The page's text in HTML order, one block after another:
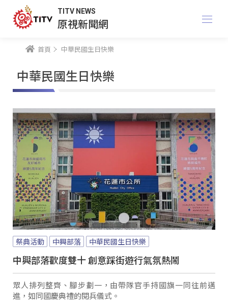
TITV NEWS
原視新聞網
首頁 中華民國生日快樂
中華民國生日快樂
祭典活動 中興部落 中華民國生日快樂
中興部落歡度雙十 創意踩街遊行氣氛熱鬧
眾人排列整齊、腳步劃一，由帶隊官手持國旗一同往前邁
進，如同國慶典禮的閱兵儀式。